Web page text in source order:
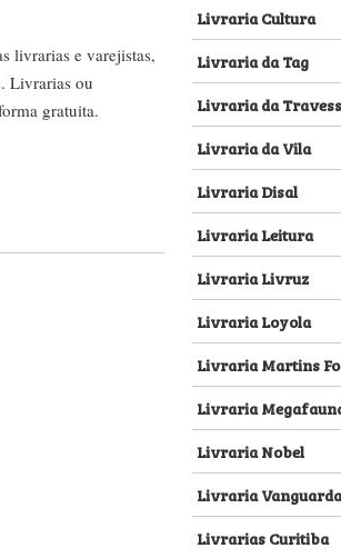
livrarias e varejistas,
Livrarias ou
gratuita.
Livraria Cultura
Livraria da Tag
Livraria da
Livraria da Vila
Livraria Disal
Livraria Leitura
Livraria Livruz
Livraria Loyola
Livraria Martins
Livraria
Livraria Nobel
Livraria Vanguarda
Livrarias Curitiba